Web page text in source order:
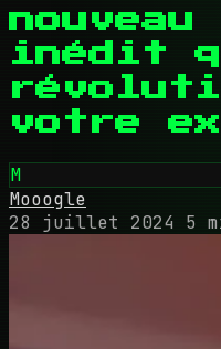
inédit
votre
M
Mooogle
28 juillet 2024
5